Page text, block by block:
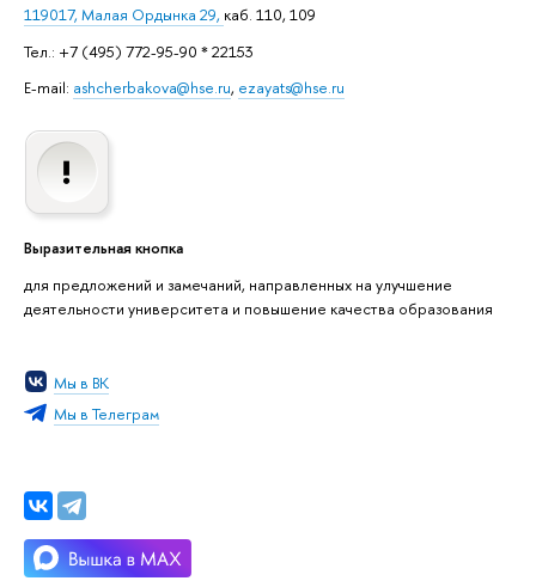
119017, Малая Ордынка 29, каб. 110, 109
Тел.: +7 (495) 772-95-90 * 22153
E-mail: ashcherbakova@hse.ru, ezayats@hse.ru
Выразительная кнопка
для предложений и замечаний, направленных на улучшение
деятельности университета и повышение качества образования
Мы в ВК
Мы в Телеграм